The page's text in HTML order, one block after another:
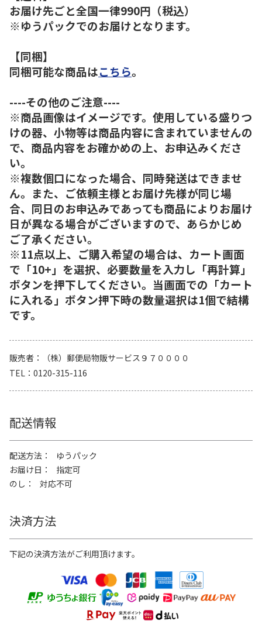
お届け先ごと全国一律990円（税込）
※ゆうパックでのお届けとなります。
【同梱】
同梱可能な商品はこちら。
----その他のご注意----
※商品画像はイメージです。使用している盛りつ
けの器、小物等は商品内容に含まれていませんの
で、商品内容をお確かめの上、お申込みくださ
い。
※複数個口になった場合、同時発送はできませ
ん。また、ご依頼主様とお届け先様が同じ場
合、同日のお申込みであっても商品によりお届け
日が異なる場合がございますので、あらかじめ
ご了承ください。
※11点以上、ご購入希望の場合は、カート画面
で「10+」を選択、必要数量を入力し「再計算」
ボタンを押下してください。当画面での「カート
に入れる」ボタン押下時の数量選択は1個で結構
です。
販売者
（株）郵便局物販サービス９７００００
TEL
0120-315-116
配送情報
配送方法
ゆうパック
お届け日
指定可
のし
対応不可
決済方法
下記の決済方法がご利用頂けます。